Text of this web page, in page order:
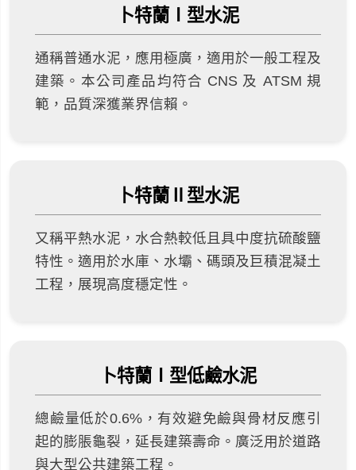
卜特蘭Ⅰ型水泥
通稱普通水泥，應用極廣，適用於一般工程及
建築。本公司產品均符合 CNS 及 ATSM 規
範，品質深獲業界信賴。
卜特蘭Ⅱ型水泥
又稱平熱水泥，水合熱較低且具中度抗硫酸鹽
特性。適用於水庫、水壩、碼頭及巨積混凝土
工程，展現高度穩定性。
卜特蘭Ⅰ型低鹼水泥
總鹼量低於0.6%，有效避免鹼與骨材反應引
起的膨脹龜裂，延長建築壽命。廣泛用於道路
與大型公共建築工程。